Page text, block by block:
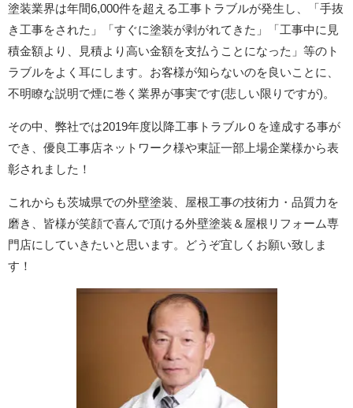
塗装業界は年間6,000件を超える工事トラブルが発生し、「手抜
き工事をされた」「すぐに塗装が剥がれてきた」「工事中に見
積金額より、見積より高い金額を支払うことになった」等のト
ラブルをよく耳にします。お客様が知らないのを良いことに、
不明瞭な説明で煙に巻く業界が事実です(悲しい限りですが)。
その中、弊社では2019年度以降工事トラブル０を達成する事が
でき、優良工事店ネットワーク様や東証一部上場企業様から表
彰されました！
これからも茨城県での外壁塗装、屋根工事の技術力・品質力を
磨き、皆様が笑顔で喜んで頂ける外壁塗装＆屋根リフォーム専
門店にしていきたいと思います。どうぞ宜しくお願い致しま
す！